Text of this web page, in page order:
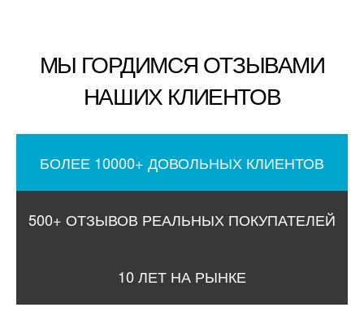
МЫ ГОРДИМСЯ ОТЗЫВАМИ
НАШИХ КЛИЕНТОВ
БОЛЕЕ 10000+ ДОВОЛЬНЫХ КЛИЕНТОВ
500+ ОТЗЫВОВ РЕАЛЬНЫХ ПОКУПАТЕЛЕЙ
10 ЛЕТ НА РЫНКЕ